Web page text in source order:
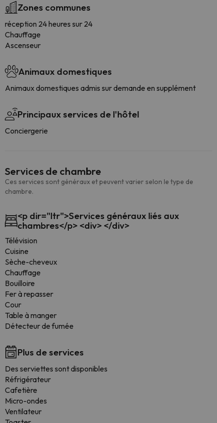
Zones communes
réception 24 heures sur 24
Chauffage
Ascenseur
Animaux domestiques
Animaux domestiques admis sur demande en supplément
Principaux services de l'hôtel
Conciergerie
Services de chambre
Ces services sont généraux et peuvent varier selon le type de
chambre.
<p dir="ltr">Services généraux liés aux
chambres</p> <div> </div>
Télévision
Cuisine
Sèche-cheveux
Chauffage
Bouilloire
Fer à repasser
Cour
Table à manger
Détecteur de fumée
Plus de services
Des serviettes sont disponibles
Réfrigérateur
Cafetière
Micro-ondes
Ventilateur